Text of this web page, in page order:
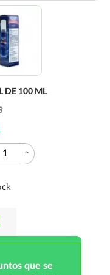
DE 100 ML
expand_less
que se